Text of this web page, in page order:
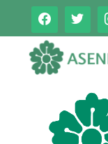
Saltar
contenido